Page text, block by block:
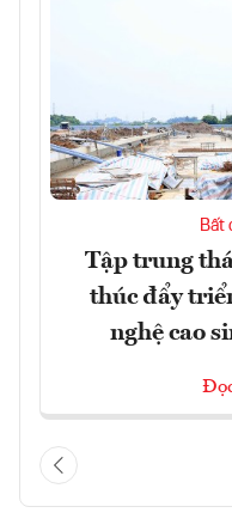
Bất
Tập trung
thúc đẩy
nghệ cao